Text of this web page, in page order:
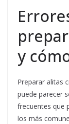
y
Preparar alitas
puede parecer
frecuentes que
los más